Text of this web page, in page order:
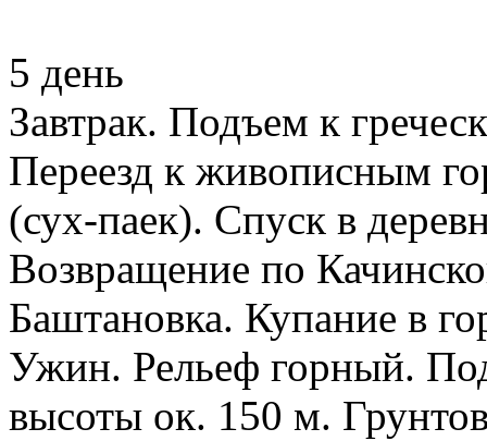
5 день
Завтрак. Подъем к
Переезд к живописным
(сух-паек). Спуск в
Возвращение по
Баштановка. Купание в
Ужин. Рельеф горный.
высоты ок. 150 м.